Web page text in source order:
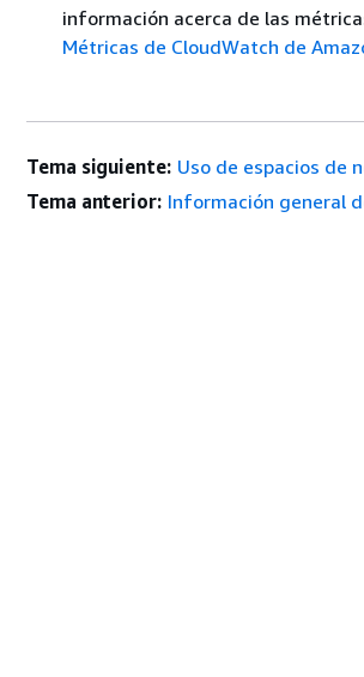
información acerca de las
Métricas de CloudWatch de
Tema siguiente: Uso de espacios de
Tema anterior: Información general